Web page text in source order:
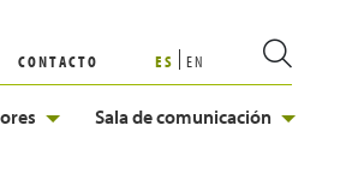
CONTACTO ES EN
Sala de comunicación